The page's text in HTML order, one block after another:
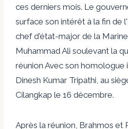
ces derniers mois. Le
surface son intérêt à la fin de
chef d'état-major de la Marine
Muhammad Ali soulevant la
réunion Avec son homologue
Dinesh Kumar Tripathi, au
Cilangkap le 16 décembre.
Après la réunion, Brahmos et